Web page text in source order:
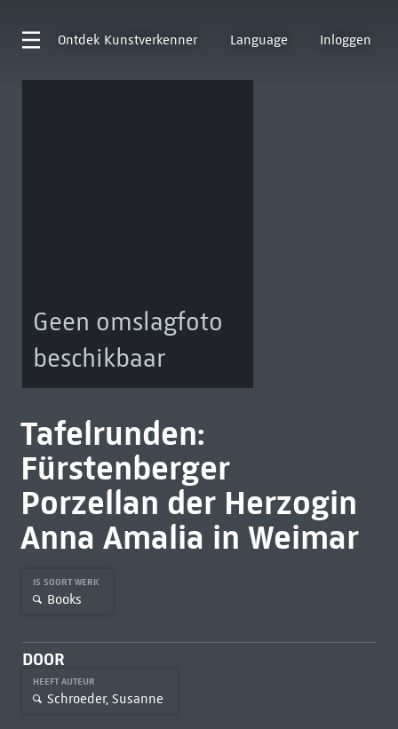
Ontdek Kunstverkenner Language Inloggen
Geen omslagfoto
beschikbaar
Tafelrunden:
Fürstenberger
Porzellan der Herzogin
Anna Amalia in Weimar
IS SOORT WERK
Books
DOOR
HEEFT AUTEUR
Schroeder, Susanne